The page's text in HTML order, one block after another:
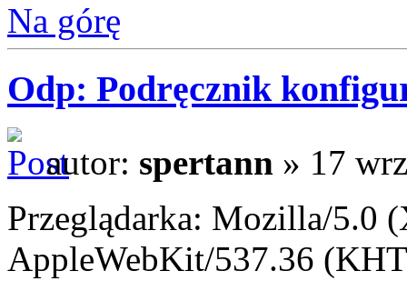
Na górę
Odp: Podręcznik
autor: spertann » 17
Przeglądarka: Mozilla/5.0
AppleWebKit/537.36